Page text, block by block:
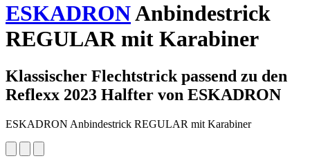
ESKADRONAnbindestrick
REGULAR mit Karabiner
Klassischer Flechtstrick passend zu den
Reflexx 2023 Halfter von ESKADRON
ESKADRON Anbindestrick REGULAR mit Karabiner